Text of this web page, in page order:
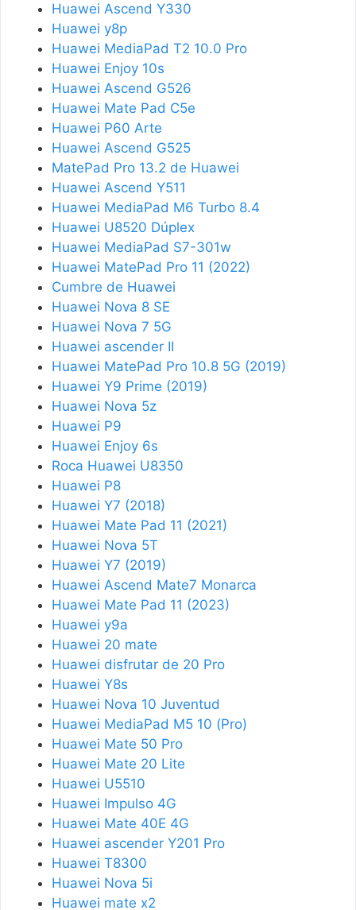
Huawei Ascend Y330
Huawei y8p
Huawei MediaPad T2 10.0 Pro
Huawei Enjoy 10s
Huawei Ascend G526
Huawei Mate Pad C5e
Huawei P60 Arte
Huawei Ascend G525
MatePad Pro 13.2 de Huawei
Huawei Ascend Y511
Huawei MediaPad M6 Turbo 8.4
Huawei U8520 Dúplex
Huawei MediaPad S7-301w
Huawei MatePad Pro 11 (2022)
Cumbre de Huawei
Huawei Nova 8 SE
Huawei Nova 7 5G
Huawei ascender II
Huawei MatePad Pro 10.8 5G (2019)
Huawei Y9 Prime (2019)
Huawei Nova 5z
Huawei P9
Huawei Enjoy 6s
Roca Huawei U8350
Huawei P8
Huawei Y7 (2018)
Huawei Mate Pad 11 (2021)
Huawei Nova 5T
Huawei Y7 (2019)
Huawei Ascend Mate7 Monarca
Huawei Mate Pad 11 (2023)
Huawei y9a
Huawei 20 mate
Huawei disfrutar de 20 Pro
Huawei Y8s
Huawei Nova 10 Juventud
Huawei MediaPad M5 10 (Pro)
Huawei Mate 50 Pro
Huawei Mate 20 Lite
Huawei U5510
Huawei Impulso 4G
Huawei Mate 40E 4G
Huawei ascender Y201 Pro
Huawei T8300
Huawei Nova 5i
Huawei mate x2